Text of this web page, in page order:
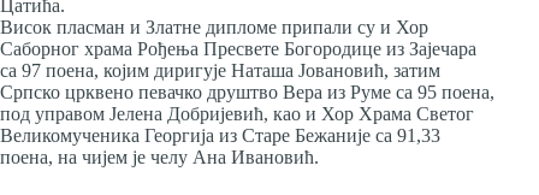
Цатића.
Висок пласман и Златне дипломе припали су и Хор
Саборног храма Рођења Пресвете Богородице из Зајечара
са 97 поена, којим диригује Наташа Јовановић, затим
Српско црквено певачко друштво Вера из Руме са 95 поена,
под управом Јелена Добријевић, као и Хор Храма Светог
Великомученика Георгија из Старе Бежаније са 91,33
поена, на чијем је челу Ана Ивановић.